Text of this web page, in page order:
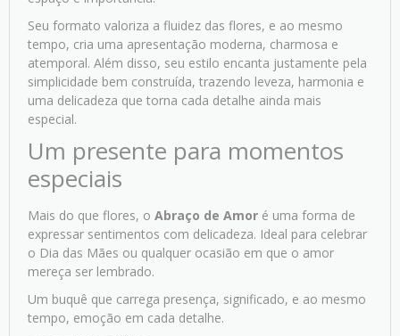
Seu formato valoriza a fluidez das flores, e ao mesmo
tempo, cria uma apresentação moderna, charmosa e
atemporal. Além disso, seu estilo encanta justamente pela
simplicidade bem construída, trazendo leveza, harmonia e
uma delicadeza que torna cada detalhe ainda mais
especial.
Um presente para momentos
especiais
Mais do que flores, o Abraço de Amor é uma forma de
expressar sentimentos com delicadeza. Ideal para celebrar
o Dia das Mães ou qualquer ocasião em que o amor
mereça ser lembrado.
Um buquê que carrega presença, significado, e ao mesmo
tempo, emoção em cada detalhe.